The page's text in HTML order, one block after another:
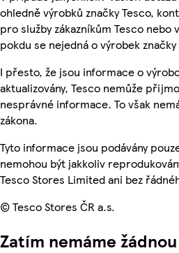
ohledně výrobků značky Tesco,
pro služby zákazníkům Tesco nebo
pokdu se nejedná o výrobek značky
I přesto, že jsou informace o
aktualizovány, Tesco nemůže
nesprávné informace. To však
zákona.
Tyto informace jsou podávány
nemohou být jakkoliv
Tesco Stores Limited ani bez
© Tesco Stores ČR a.s.
Zatím nemáme